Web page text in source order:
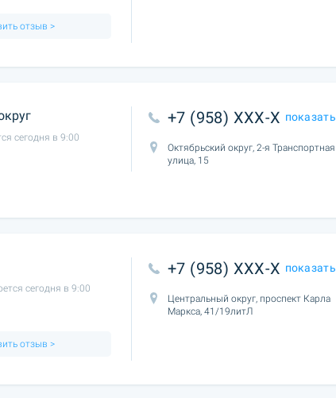
отзыв >
сегодня в 9:00
+7 (958) XXX-X показать
Октябрьский округ, 2-я Транспортная
улица, 15
сегодня в 9:00
отзыв >
+7 (958) XXX-X показать
Центральный округ, проспект Карла
Маркса, 41/19литЛ